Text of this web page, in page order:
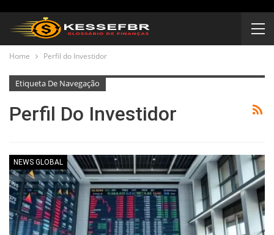
Home Perfil do Investidor
Etiqueta De Navegação
Perfil Do Investidor
NEWS GLOBAL